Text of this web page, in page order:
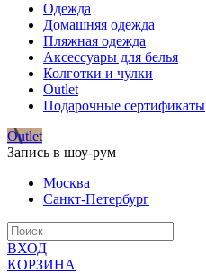
Одежда
Домашняя одежда
Пляжная одежда
Аксессуары для белья
Колготки и чулки
Outlet
Подарочные сертификаты
Outlet
Запись в шоу-рум
Москва
Санкт-Петербург
ВХОД
КОРЗИНА